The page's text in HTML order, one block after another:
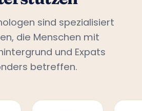
sind spezialisiert
die Menschen mit
und Expats
betreffen.